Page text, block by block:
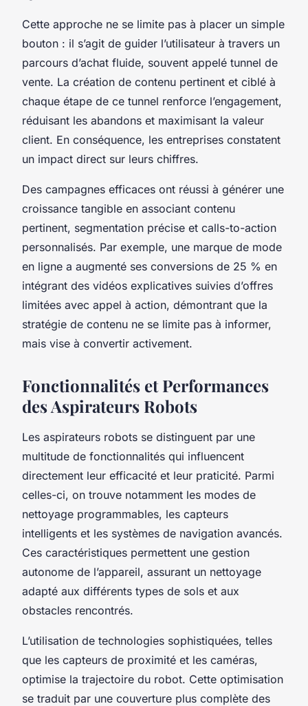
Cette approche ne se limite pas à placer un simple
bouton : il s’agit de guider l’utilisateur à travers un
parcours d’achat fluide, souvent appelé tunnel de
vente. La création de contenu pertinent et ciblé à
chaque étape de ce tunnel renforce l’engagement,
réduisant les abandons et maximisant la valeur
client. En conséquence, les entreprises constatent
un impact direct sur leurs chiffres.
Des campagnes efficaces ont réussi à générer une
croissance tangible en associant contenu
pertinent, segmentation précise et calls-to-action
personnalisés. Par exemple, une marque de mode
en ligne a augmenté ses conversions de 25 % en
intégrant des vidéos explicatives suivies d’offres
limitées avec appel à action, démontrant que la
stratégie de contenu ne se limite pas à informer,
mais vise à convertir activement.
Fonctionnalités et Performances
des Aspirateurs Robots
Les aspirateurs robots se distinguent par une
multitude de fonctionnalités qui influencent
directement leur efficacité et leur praticité. Parmi
celles-ci, on trouve notamment les modes de
nettoyage programmables, les capteurs
intelligents et les systèmes de navigation avancés.
Ces caractéristiques permettent une gestion
autonome de l’appareil, assurant un nettoyage
adapté aux différents types de sols et aux
obstacles rencontrés.
L’utilisation de technologies sophistiquées, telles
que les capteurs de proximité et les caméras,
optimise la trajectoire du robot. Cette optimisation
se traduit par une couverture plus complète des